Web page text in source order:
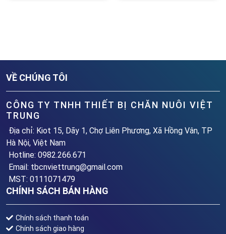
VỀ CHÚNG TÔI
CÔNG TY TNHH THIẾT BỊ CHĂN NUÔI VIỆT
TRUNG
Địa chỉ: Kiot 15, Dãy 1, Chợ Liên Phương, Xã Hồng Vân, TP
Hà Nội, Việt Nam
Hotline: 0982.266.671
Email: tbcnviettrung@gmail.com
MST: 0111071479
CHÍNH SÁCH BÁN HÀNG
Chính sách thanh toán
Chính sách giao hàng